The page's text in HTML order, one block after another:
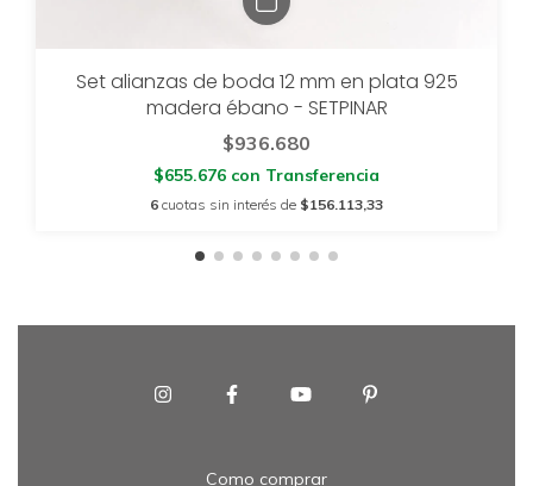
Set alianzas de boda 12 mm en plata 925
madera ébano - SETPINAR
$936.680
$655.676 con Transferencia
6 cuotas sin interés de $156.113,33
Como comprar